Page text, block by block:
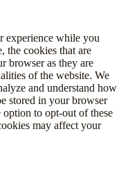
experience while you
the cookies that are
browser as they are
of the website. We
and understand how
stored in your browser
to opt-out of these
may affect your